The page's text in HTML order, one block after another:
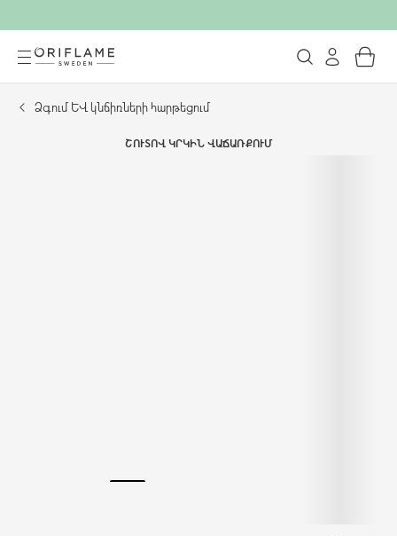
Ձգում և կնճիռների հարթեցում
ՇՈՒՏՈՎ ԿՐԿԻՆ ՎԱՃԱՌՔՈՒՄ